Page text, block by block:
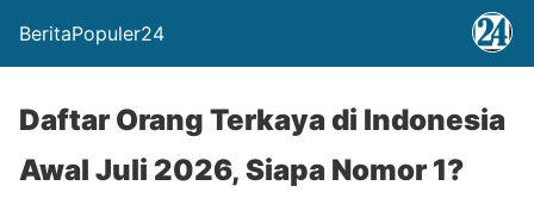
BeritaPopuler24
Daftar Orang Terkaya di Indonesia
Awal Juli 2026, Siapa Nomor 1?